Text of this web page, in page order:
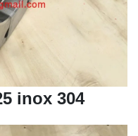
inox 304